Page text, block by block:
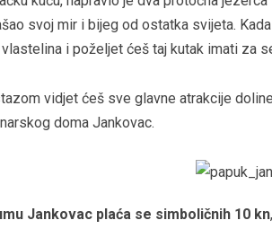
svoj mir i bijeg od ostatka svijeta.
i poželjet ćeš taj kutak imati za
vidjet ćeš sve glavne atrakcije
doma Jankovac.
Jankovac plaća se simboličnih 10 kn